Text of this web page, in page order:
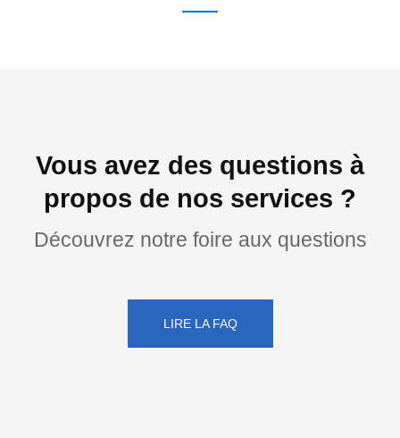
Vous avez des questions à
propos de nos services ?
Découvrez notre foire aux questions
LIRE LA FAQ